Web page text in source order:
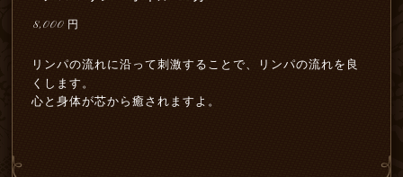
8,000 円
リンパの流れに沿って刺激することで、リンパの流れを良
くします。
心と身体が芯から癒されますよ。